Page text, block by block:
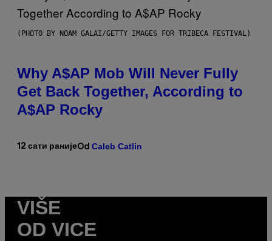
(PHOTO BY NOAM GALAI/GETTY IMAGES FOR TRIBECA FESTIVAL)
Why A$AP Mob Will Never Fully
Get Back Together, According to
A$AP Rocky
12 сати ранијеOd Caleb Catlin
VIŠE
OD VICE